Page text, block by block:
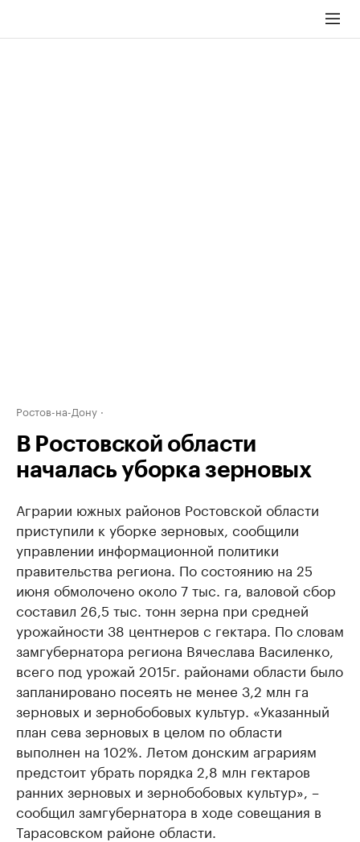
Ростов-на-Дону
В Ростовской области
началась уборка зерновых
Аграрии южных районов Ростовской области
приступили к уборке зерновых, сообщили
управлении информационной политики
правительства региона. По состоянию на 25
июня обмолочено около 7 тыс. га, валовой сбор
составил 26,5 тыс. тонн зерна при средней
урожайности 38 центнеров с гектара. По словам
замгубернатора региона Вячеслава Василенко,
всего под урожай 2015г. районами области было
запланировано посеять не менее 3,2 млн га
зерновых и зернобобовых культур. «Указанный
план сева зерновых в целом по области
выполнен на 102%. Летом донским аграриям
предстоит убрать порядка 2,8 млн гектаров
ранних зерновых и зернобобовых культур», –
сообщил замгубернатора в ходе совещания в
Тарасовском районе области.